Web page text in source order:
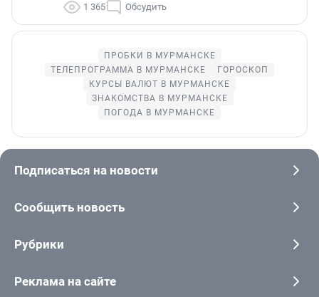
1 365 Обсудить
ПРОБКИ В МУРМАНСКЕ
ТЕЛЕПРОГРАММА В МУРМАНСКЕ
ГОРОСКОП
КУРСЫ ВАЛЮТ В МУРМАНСКЕ
ЗНАКОМСТВА В МУРМАНСКЕ
ПОГОДА В МУРМАНСКЕ
Подписаться на новости
Сообщить новость
Рубрики
Реклама на сайте